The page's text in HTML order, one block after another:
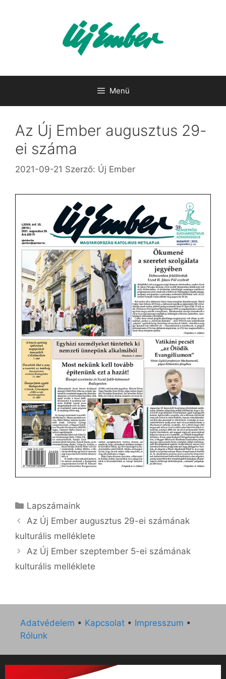
Menü
Az Új Ember augusztus 29-
ei száma
2021-09-21 Szerző: Új Ember
Kategória
Lapszámaink
Az Új Ember augusztus 29-ei számának
kulturális melléklete
Az Új Ember szeptember 5-ei számának
kulturális melléklete
Adatvédelem • Kapcsolat • Impresszum •
Rólunk